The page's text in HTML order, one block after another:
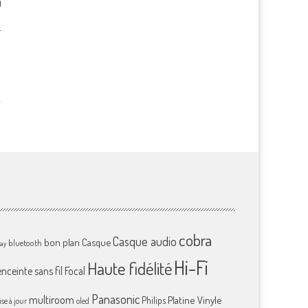
bluetooth bon plan CasqueCasque audio cobra
sans fil Focal Haute fidélitéHi-Fi
à jour multiroom oled Panasonic Philips Platine Vinyle